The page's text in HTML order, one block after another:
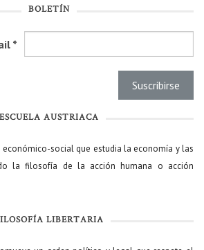
BOLETÍN
*
ESCUELA AUSTRIACA
económico-social que estudia la economía y las
la filosofía de la acción humana o acción
LIBERTARIA